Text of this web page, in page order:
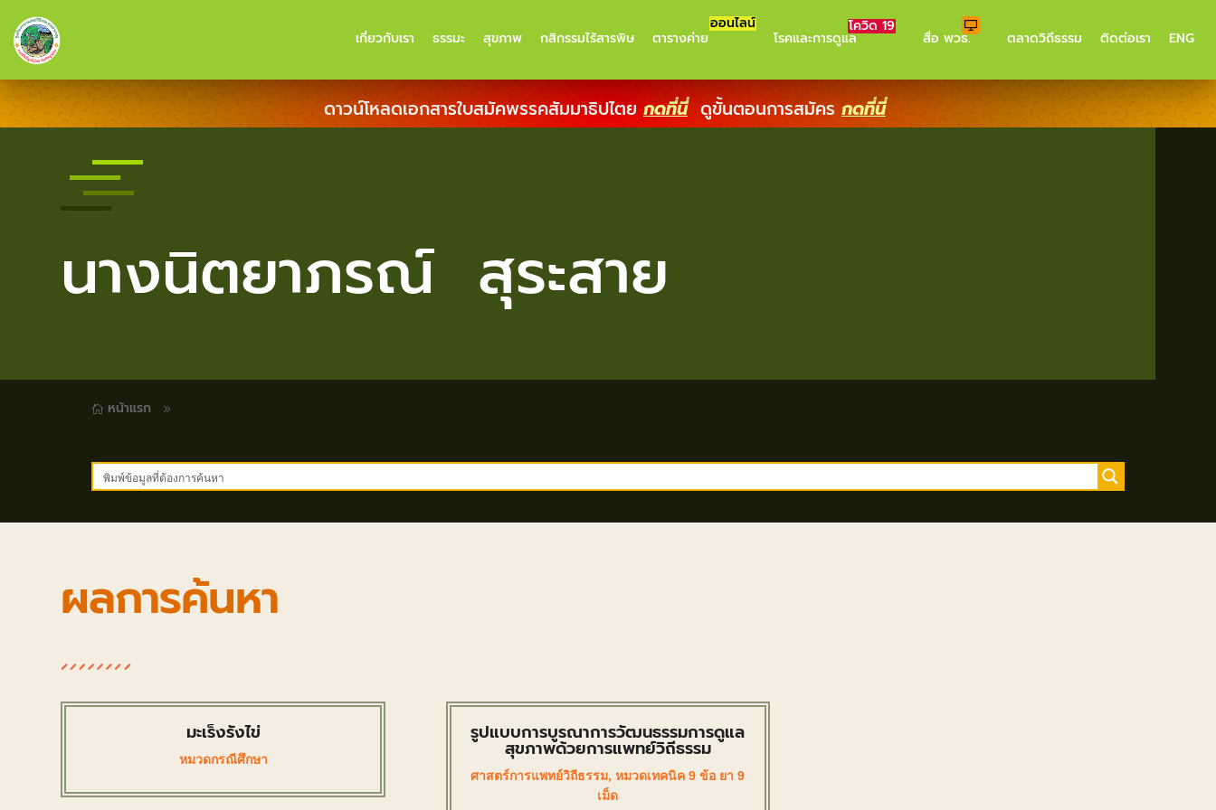
เกี่ยวกับเรา ธรรมะ สุขภาพ กสิกรรมไร้สารพิษ ตารางค่าย
ออนไลน์
โรคและการดูแล
โควิด 19
สื่อ พวธ. ตลาดวิถีธรรม ติดต่อเรา ENG
ดาวน์โหลดเอกสารใบสมัคพรรคสัมมาธิปไตยกดที่นี่ ดูขั้นตอนการสมัคร กดที่นี่
นางนิตยาภรณ์ สุระสาย
 หน้าแรก 9
ผลการค้นหา
มะเร็งรังไข่
หมวดกรณีศึกษา
รูปแบบการบูรณาการวัฒนธรรมการดูแล
สุขภาพด้วยการแพทย์วิถีธรรม
ศาสตร์การแพทย์วิถีธรรม,หมวดเทคนิค 9 ข้อ ยา 9
เม็ด